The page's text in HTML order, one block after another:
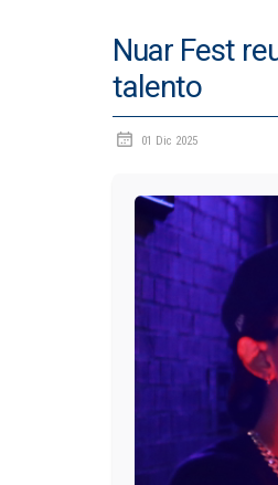
Nuar Fest
talento
01 Dic 2025